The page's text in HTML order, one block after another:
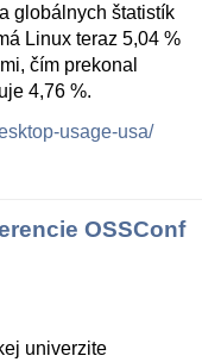
globálnych štatistík
Linux teraz 5,04 %
čím prekonal
4,76 %.
usage-usa/
OSSConf
univerzite